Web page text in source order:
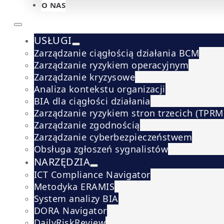
O NAS
USŁUGI
Zarządzanie ciągłością działania BCM
Zarządzanie ryzykiem operacyjnym
Zarządzanie kryzysowe
Analiza kontekstu organizacji
BIA dla ciągłości działania
Zarządzanie ryzykiem stron trzecich
Zarządzanie zgodnością
Zarządzanie cyberbezpieczeństwem
Obsługa zgłoszeń sygnalistów
NARZĘDZIA
ICT Compliance Navigator
Metodyka ERAMIS
System analizy BIA
DORA Navigator